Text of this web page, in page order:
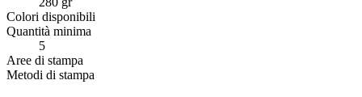
Colori disponibili
Quantità minima
5
Aree di stampa
Metodi di stampa